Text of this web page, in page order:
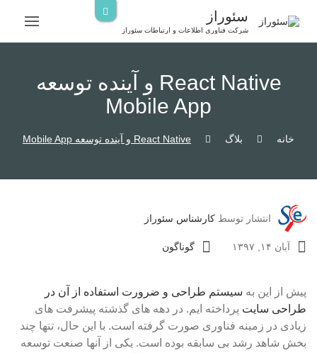
سئوراز
شرکت فناوری اطلاعات و ارتباطات سئوراز
React Native و آینده توسعه
Mobile App
خانه بلاگ React Native و آینده توسعه Mobile App
انتشار توسط کارشناس سئوراز
آبان ۱۴, ۱۳۹۷ گوناگون
پیش از این به سیستم طراحی و ضرورت استفاده از آن در
طراحی سایت پرداخته ایم. در دهه های گذشته پیشرفت های
زیادی در زمینه فناوری صورت گرفته است. با این حال، تنها چند
بخش شاهد رشد بی سابقه بوده است. یکی از آنها صنعت توسعه